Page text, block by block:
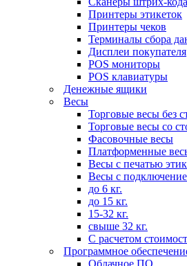
Принтеры этикеток
Принтеры чеков
Терминалы сбора
Дисплеи покупателя
POS мониторы
POS клавиатуры
Денежные ящики
Весы
Торговые весы без
Торговые весы со
Фасовочные весы
Платформенные
Весы с печатью
Весы с
до 6 кг.
до 15 кг.
15-32 кг.
свыше 32 кг.
С расчетом
Программное
Облачное ПО